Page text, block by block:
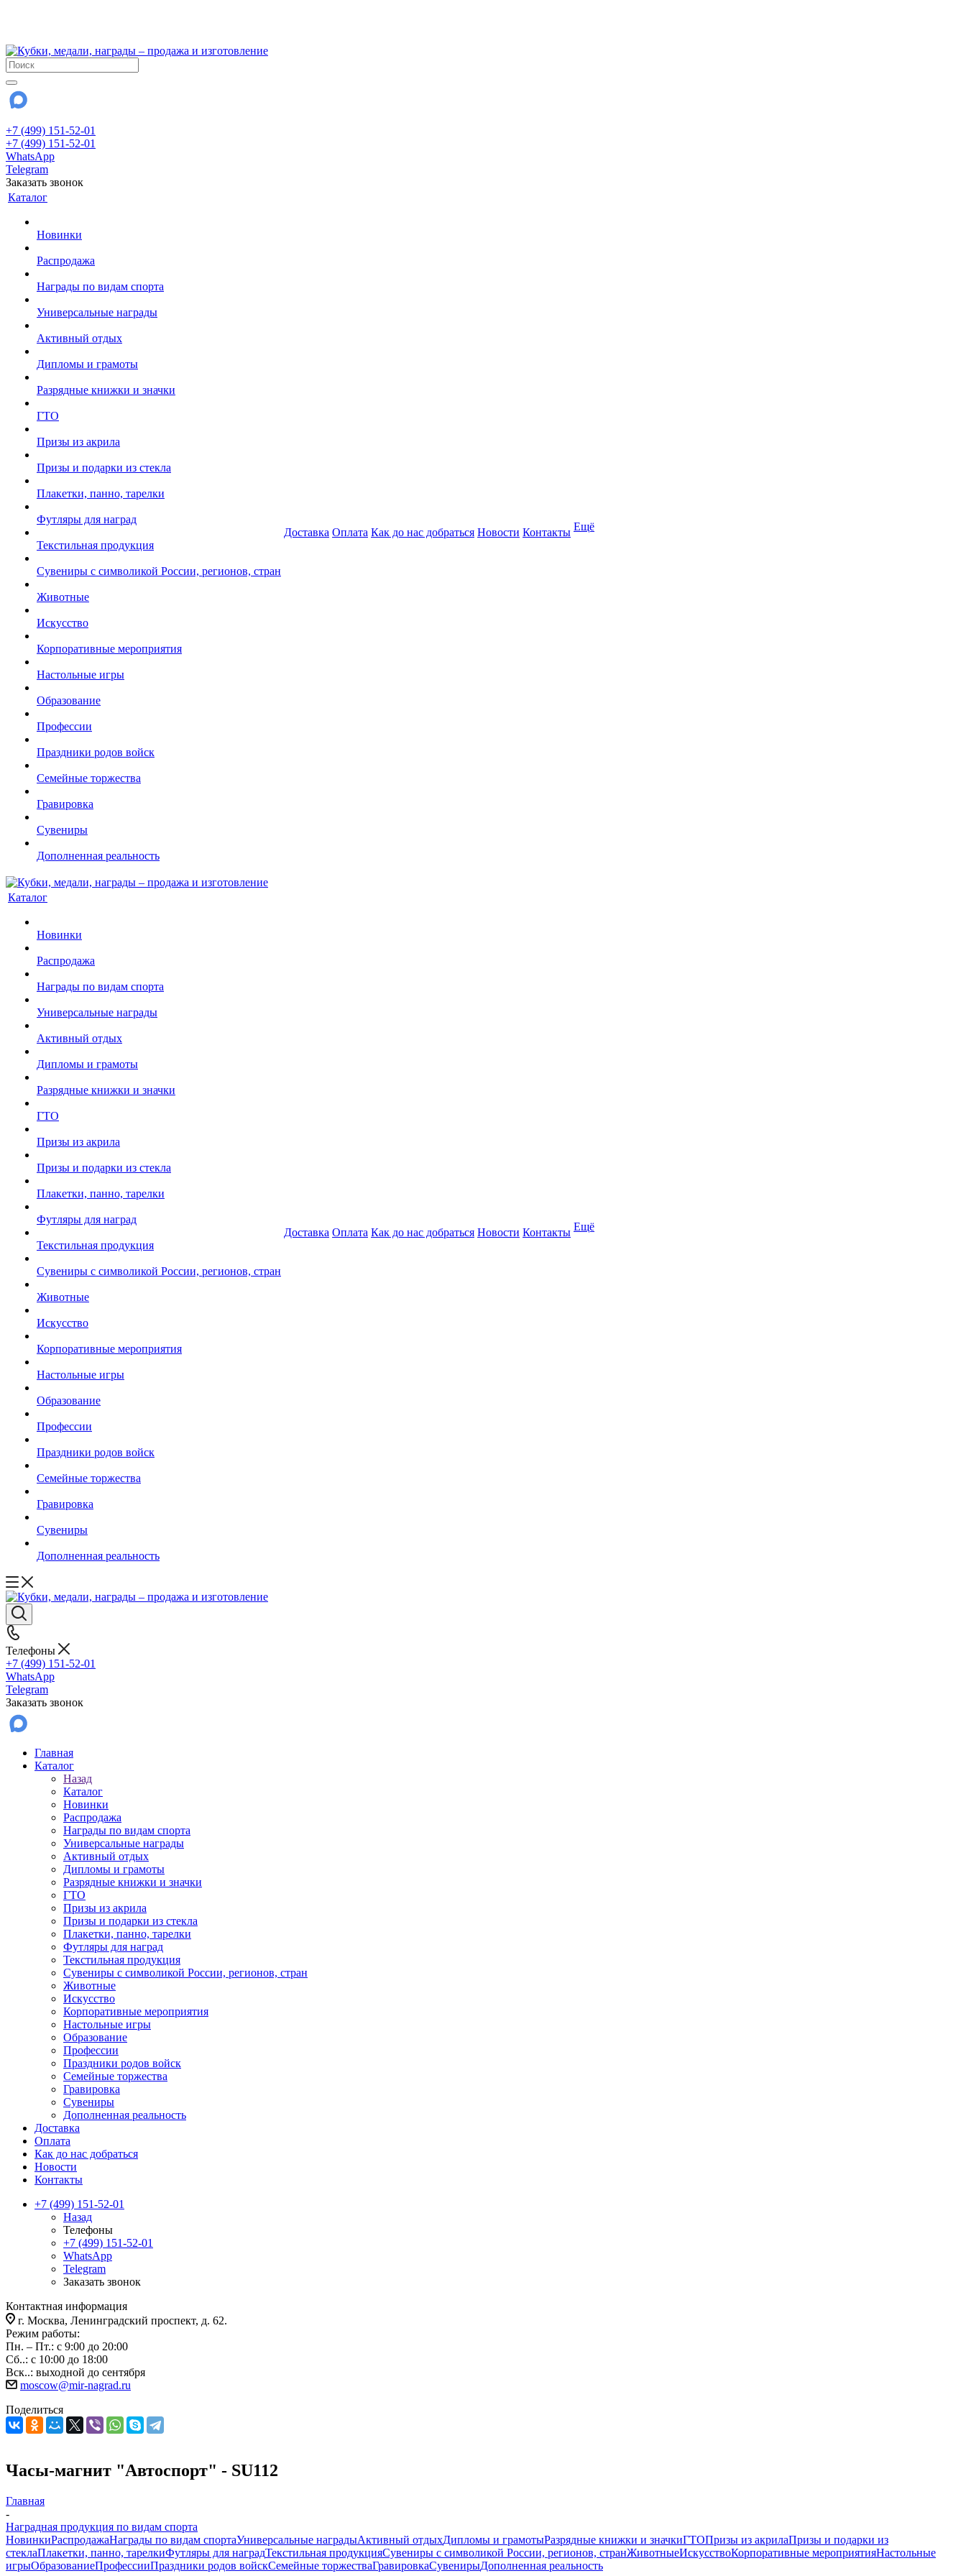
+7 (499) 151-52-01
+7 (499) 151-52-01
WhatsApp
Telegram
Заказать звонок
Каталог
Новинки
Распродажа
Награды по видам спорта
Универсальные награды
Активный отдых
Дипломы и грамоты
Разрядные книжки и значки
ГТО
Призы из акрила
Призы и подарки из стекла
Плакетки, панно, тарелки
Футляры для наград
Текстильная продукция
Сувениры с символикой России, регионов, стран
Животные
Искусство
Корпоративные мероприятия
Настольные игры
Образование
Профессии
Праздники родов войск
Семейные торжества
Гравировка
Сувениры
Дополненная реальность
Доставка Оплата Как до нас добраться Новости Контакты Ещё
Каталог
Новинки
Распродажа
Награды по видам спорта
Универсальные награды
Активный отдых
Дипломы и грамоты
Разрядные книжки и значки
ГТО
Призы из акрила
Призы и подарки из стекла
Плакетки, панно, тарелки
Футляры для наград
Текстильная продукция
Сувениры с символикой России, регионов, стран
Животные
Искусство
Корпоративные мероприятия
Настольные игры
Образование
Профессии
Праздники родов войск
Семейные торжества
Гравировка
Сувениры
Дополненная реальность
Доставка Оплата Как до нас добраться Новости Контакты Ещё
Телефоны
+7 (499) 151-52-01
WhatsApp
Telegram
Заказать звонок
Главная
Каталог
Назад
Каталог
Новинки
Распродажа
Награды по видам спорта
Универсальные награды
Активный отдых
Дипломы и грамоты
Разрядные книжки и значки
ГТО
Призы из акрила
Призы и подарки из стекла
Плакетки, панно, тарелки
Футляры для наград
Текстильная продукция
Сувениры с символикой России, регионов, стран
Животные
Искусство
Корпоративные мероприятия
Настольные игры
Образование
Профессии
Праздники родов войск
Семейные торжества
Гравировка
Сувениры
Дополненная реальность
Доставка
Оплата
Как до нас добраться
Новости
Контакты
+7 (499) 151-52-01
Назад
Телефоны
+7 (499) 151-52-01
WhatsApp
Telegram
Заказать звонок
Контактная информация
г. Москва, Ленинградский проспект, д. 62.
Режим работы:
Пн. – Пт.: с 9:00 до 20:00
Сб..: с 10:00 до 18:00
Вск..: выходной до сентября
moscow@mir-nagrad.ru
Поделиться
Часы-магнит "Автоспорт" - SU112
Главная
-
Наградная продукция по видам спорта
НовинкиРаспродажаНаграды по видам спортаУниверсальные наградыАктивный отдыхДипломы и грамотыРазрядные книжки и значкиГТОПризы из акрилаПризы и подарки из
стеклаПлакетки, панно, тарелкиФутляры для наградТекстильная продукцияСувениры с символикой России, регионов, странЖивотныеИскусствоКорпоративные мероприятияНастольные
игрыОбразованиеПрофессииПраздники родов войскСемейные торжестваГравировкаСувенирыДополненная реальность